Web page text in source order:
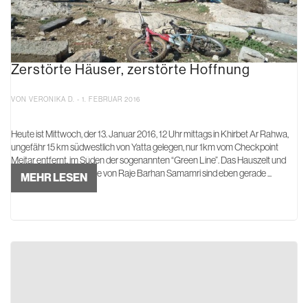
Zerstörte Häuser, zerstörte Hoffnung
VON VERONIKA D. - 1. FEBRUAR 2016
Heute ist Mittwoch, der 13. Januar 2016, 12 Uhr mittags in Khirbet Ar Rahwa,
ungefähr 15 km südwestlich von Yatta gelegen, nur 1km vom Checkpoint
Meitar entfernt, im Süden der sogenannten “Green Line”. Das Hauszelt und
ein Schafstall der Familie von Raje Barhan Samamri sind eben gerade ...
MEHR LESEN